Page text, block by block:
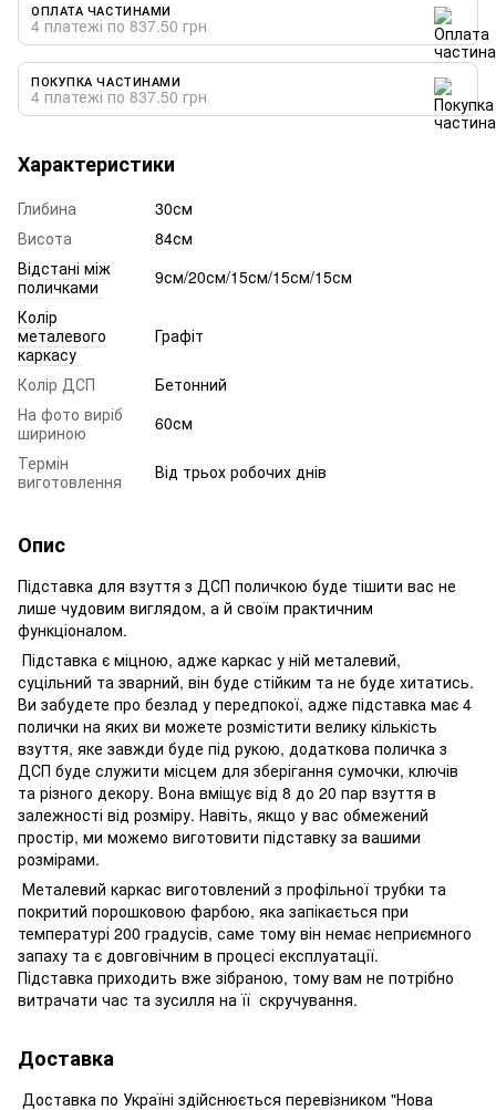
ОПЛАТА ЧАСТИНАМИ
4 платежі по 837.50 грн
ПОКУПКА ЧАСТИНАМИ
4 платежі по 837.50 грн
Характеристики
Глибина
30см
Висота
84см
Відстані між
поличками
9см/20см/15см/15см/15см
Колір
металевого
каркасу
Графіт
Колір ДСП
Бетонний
На фото виріб
шириною
60см
Термін
виготовлення
Від трьох робочих днів
Опис
Підставка для взуття з ДСП поличкою буде тішити вас не
лише чудовим виглядом, а й своїм практичним
функціоналом.
Підставка є міцною, адже каркас у ній металевий,
суцільний та зварний, він буде стійким та не буде хитатись.
Ви забудете про безлад у передпокої, адже підставка має 4
полички на яких ви можете розмістити велику кількість
взуття, яке завжди буде під рукою, додаткова поличка з
ДСП буде служити місцем для зберігання сумочки, ключів
та різного декору. Вона вміщує від 8 до 20 пар взуття в
залежності від розміру. Навіть, якщо у вас обмежений
простір, ми можемо виготовити підставку за вашими
розмірами.
Металевий каркас виготовлений з профільної трубки та
покритий порошковою фарбою, яка запікається при
температурі 200 градусів, саме тому він немає неприємного
запаху та є довговічним в процесі експлуатації.
Підставка приходить вже зібраною, тому вам не потрібно
витрачати час та зусилля на її скручування.
Доставка
Доставка по Україні здійснюється перевізником "Нова